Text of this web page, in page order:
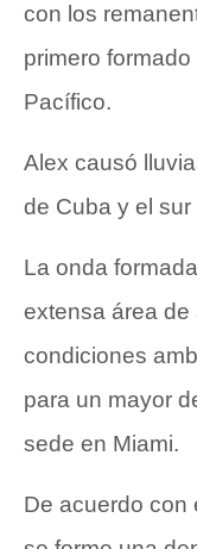
con los
primero
Pacífico.
Alex causó
de Cuba y el sur
La onda
extensa área
condiciones
para un mayor
sede en Miami.
De acuerdo con